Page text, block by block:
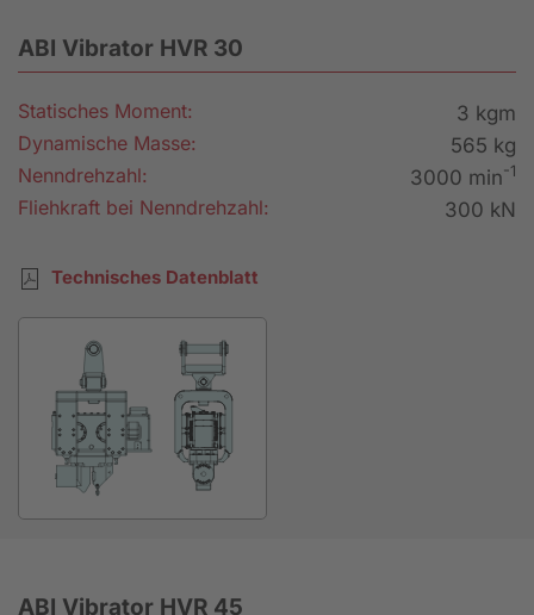
ABI Vibrator HVR 30
Statisches Moment:
3 kgm
Dynamische Masse:
565 kg
Nenndrehzahl:
3000 min-1
Fliehkraft bei Nenndrehzahl: 300 kN
Technisches Datenblatt
ABI Vibrator HVR 45